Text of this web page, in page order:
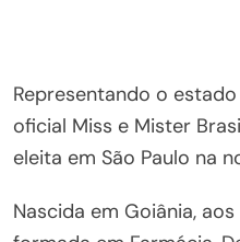
Representando o
oficial Miss e Mister
eleita em São Paulo na
Nascida em Goiânia,